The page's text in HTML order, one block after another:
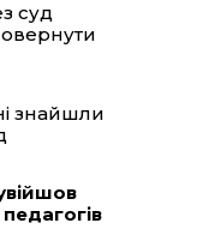
суд
знайшли